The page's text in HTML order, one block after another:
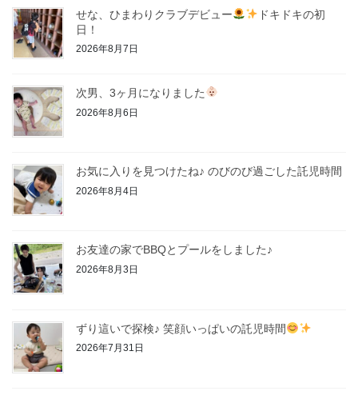
せな、ひまわりクラブデビュー
ドキドキの初
日！
2026年8月7日
次男、3ヶ月になりました
2026年8月6日
お気に入りを見つけたね♪ のびのび過ごした託児時間
2026年8月4日
お友達の家でBBQとプールをしました♪
2026年8月3日
ずり這いで探検♪ 笑顔いっぱいの託児時間
2026年7月31日